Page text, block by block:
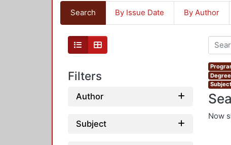
Search By Issue Date By Author
Filters
Author
Subject
Now